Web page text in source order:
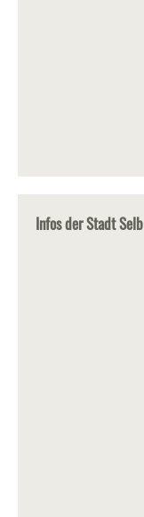
Infos der Stadt Selb